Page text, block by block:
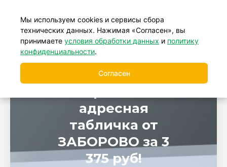
+7 (499) 877-39-88
адресная
табличка от
ЗАБОРОВО за 3
375 руб!
Мы используем cookies и сервисы сбора
технических данных. Нажимая «Согласен», вы
принимаете условия обработки данных и политику
конфиденциальности.
Согласен